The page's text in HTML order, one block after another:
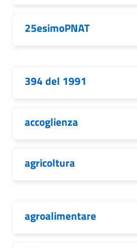
25esimoPNAT
394 del 1991
accoglienza
agricoltura
agroalimentare